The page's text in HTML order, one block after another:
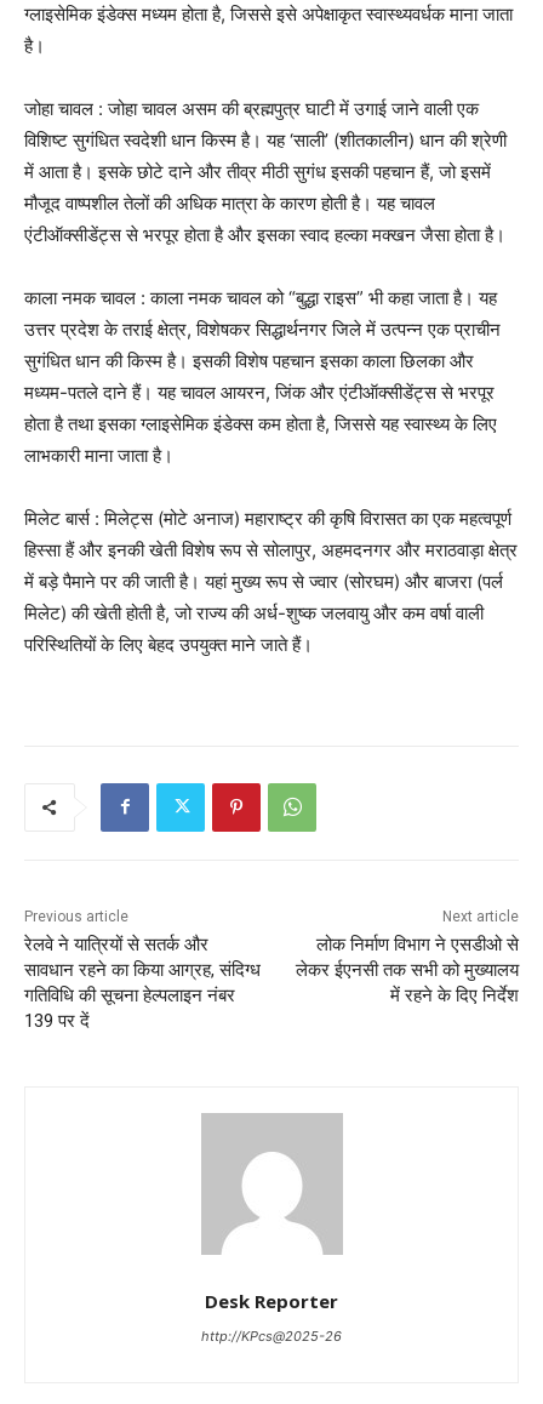
ग्लाइसेमिक इंडेक्स मध्यम होता है, जिससे इसे अपेक्षाकृत स्वास्थ्यवर्धक माना जाता
है।
जोहा चावल : जोहा चावल असम की ब्रह्मपुत्र घाटी में उगाई जाने वाली एक
विशिष्ट सुगंधित स्वदेशी धान किस्म है। यह ‘साली’ (शीतकालीन) धान की श्रेणी
में आता है। इसके छोटे दाने और तीव्र मीठी सुगंध इसकी पहचान हैं, जो इसमें
मौजूद वाष्पशील तेलों की अधिक मात्रा के कारण होती है। यह चावल
एंटीऑक्सीडेंट्स से भरपूर होता है और इसका स्वाद हल्का मक्खन जैसा होता है।
काला नमक चावल : काला नमक चावल को “बुद्धा राइस” भी कहा जाता है। यह
उत्तर प्रदेश के तराई क्षेत्र, विशेषकर सिद्धार्थनगर जिले में उत्पन्न एक प्राचीन
सुगंधित धान की किस्म है। इसकी विशेष पहचान इसका काला छिलका और
मध्यम-पतले दाने हैं। यह चावल आयरन, जिंक और एंटीऑक्सीडेंट्स से भरपूर
होता है तथा इसका ग्लाइसेमिक इंडेक्स कम होता है, जिससे यह स्वास्थ्य के लिए
लाभकारी माना जाता है।
मिलेट बार्स : मिलेट्स (मोटे अनाज) महाराष्ट्र की कृषि विरासत का एक महत्वपूर्ण
हिस्सा हैं और इनकी खेती विशेष रूप से सोलापुर, अहमदनगर और मराठवाड़ा क्षेत्र
में बड़े पैमाने पर की जाती है। यहां मुख्य रूप से ज्वार (सोरघम) और बाजरा (पर्ल
मिलेट) की खेती होती है, जो राज्य की अर्ध-शुष्क जलवायु और कम वर्षा वाली
परिस्थितियों के लिए बेहद उपयुक्त माने जाते हैं।
Previous article
रेलवे ने यात्रियों से सतर्क और
सावधान रहने का किया आग्रह, संदिग्ध
गतिविधि की सूचना हेल्पलाइन नंबर
139 पर दें
Next article
लोक निर्माण विभाग ने एसडीओ से
लेकर ईएनसी तक सभी को मुख्यालय
में रहने के दिए निर्देश
Desk Reporter
http://KPcs@2025-26